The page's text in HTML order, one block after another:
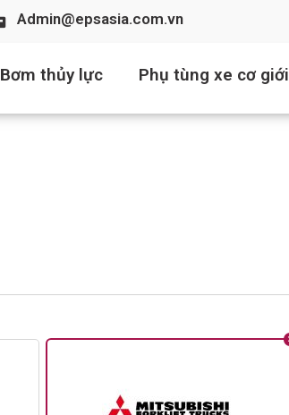
Admin@epsasia.com.vn
Bơm thủy lực Phụ tùng xe cơ giới